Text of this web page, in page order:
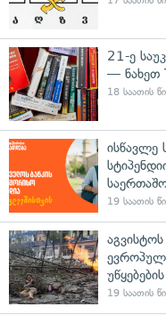
21-ე
— ნახეთ
18 საათის
ისწავლე
19 საათის
19 საათის